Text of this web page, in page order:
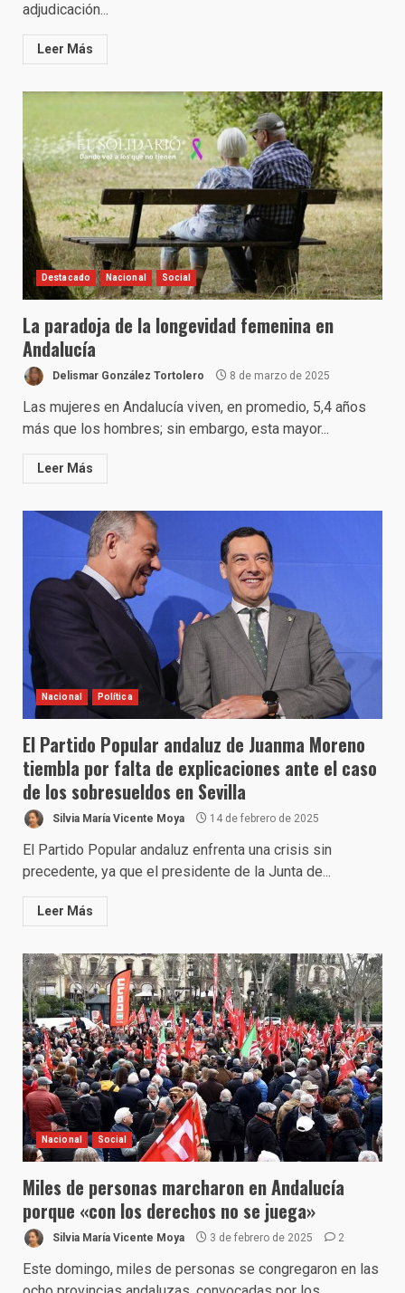
adjudicación...
Leer Más
Destacado Nacional Social
La paradoja de la longevidad femenina en
Andalucía
Delismar González Tortolero 8 de marzo de 2025
Las mujeres en Andalucía viven, en promedio, 5,4 años
más que los hombres; sin embargo, esta mayor...
Leer Más
Nacional Política
El Partido Popular andaluz de Juanma Moreno
tiembla por falta de explicaciones ante el caso
de los sobresueldos en Sevilla
Silvia María Vicente Moya 14 de febrero de 2025
El Partido Popular andaluz enfrenta una crisis sin
precedente, ya que el presidente de la Junta de...
Leer Más
Nacional Social
Miles de personas marcharon en Andalucía
porque «con los derechos no se juega»
Silvia María Vicente Moya 3 de febrero de 2025 2
Este domingo, miles de personas se congregaron en las